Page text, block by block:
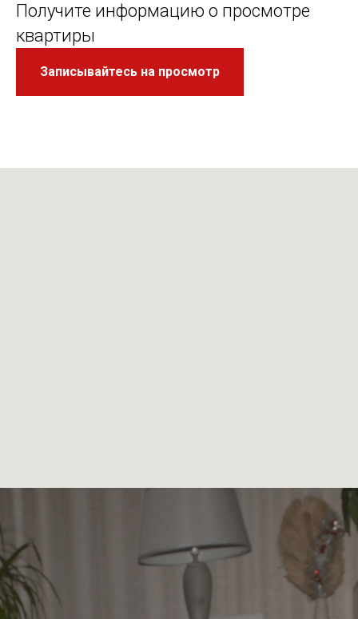
Получите информацию о просмотре
квартиры
Записывайтесь на просмотр